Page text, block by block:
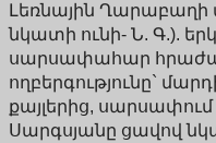
Լեռնային Ղարաբաղի
նկատի ունի- Ն. Գ.).
սարսափահար
ողբերգությունը`
քայլերից, սարսափում
Սարգսյանը ցավով